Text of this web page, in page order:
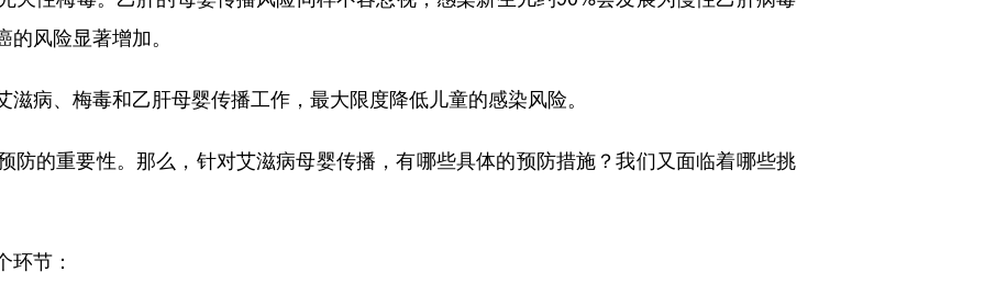
风险显著增加。
、梅毒和乙肝母婴传播工作，最大限度降低儿童的感染风险。
重要性。那么，针对艾滋病母婴传播，有哪些具体的预防措施？我们又面临着哪些挑
节：